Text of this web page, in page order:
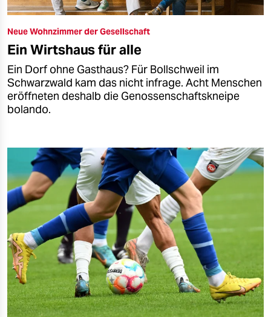
Neue Wohnzimmer der Gesellschaft
Ein Wirtshaus für alle
Ein Dorf ohne Gasthaus? Für Bollschweil im
Schwarzwald kam das nicht infrage. Acht Menschen
eröffneten deshalb die Genossenschaftskneipe
bolando.